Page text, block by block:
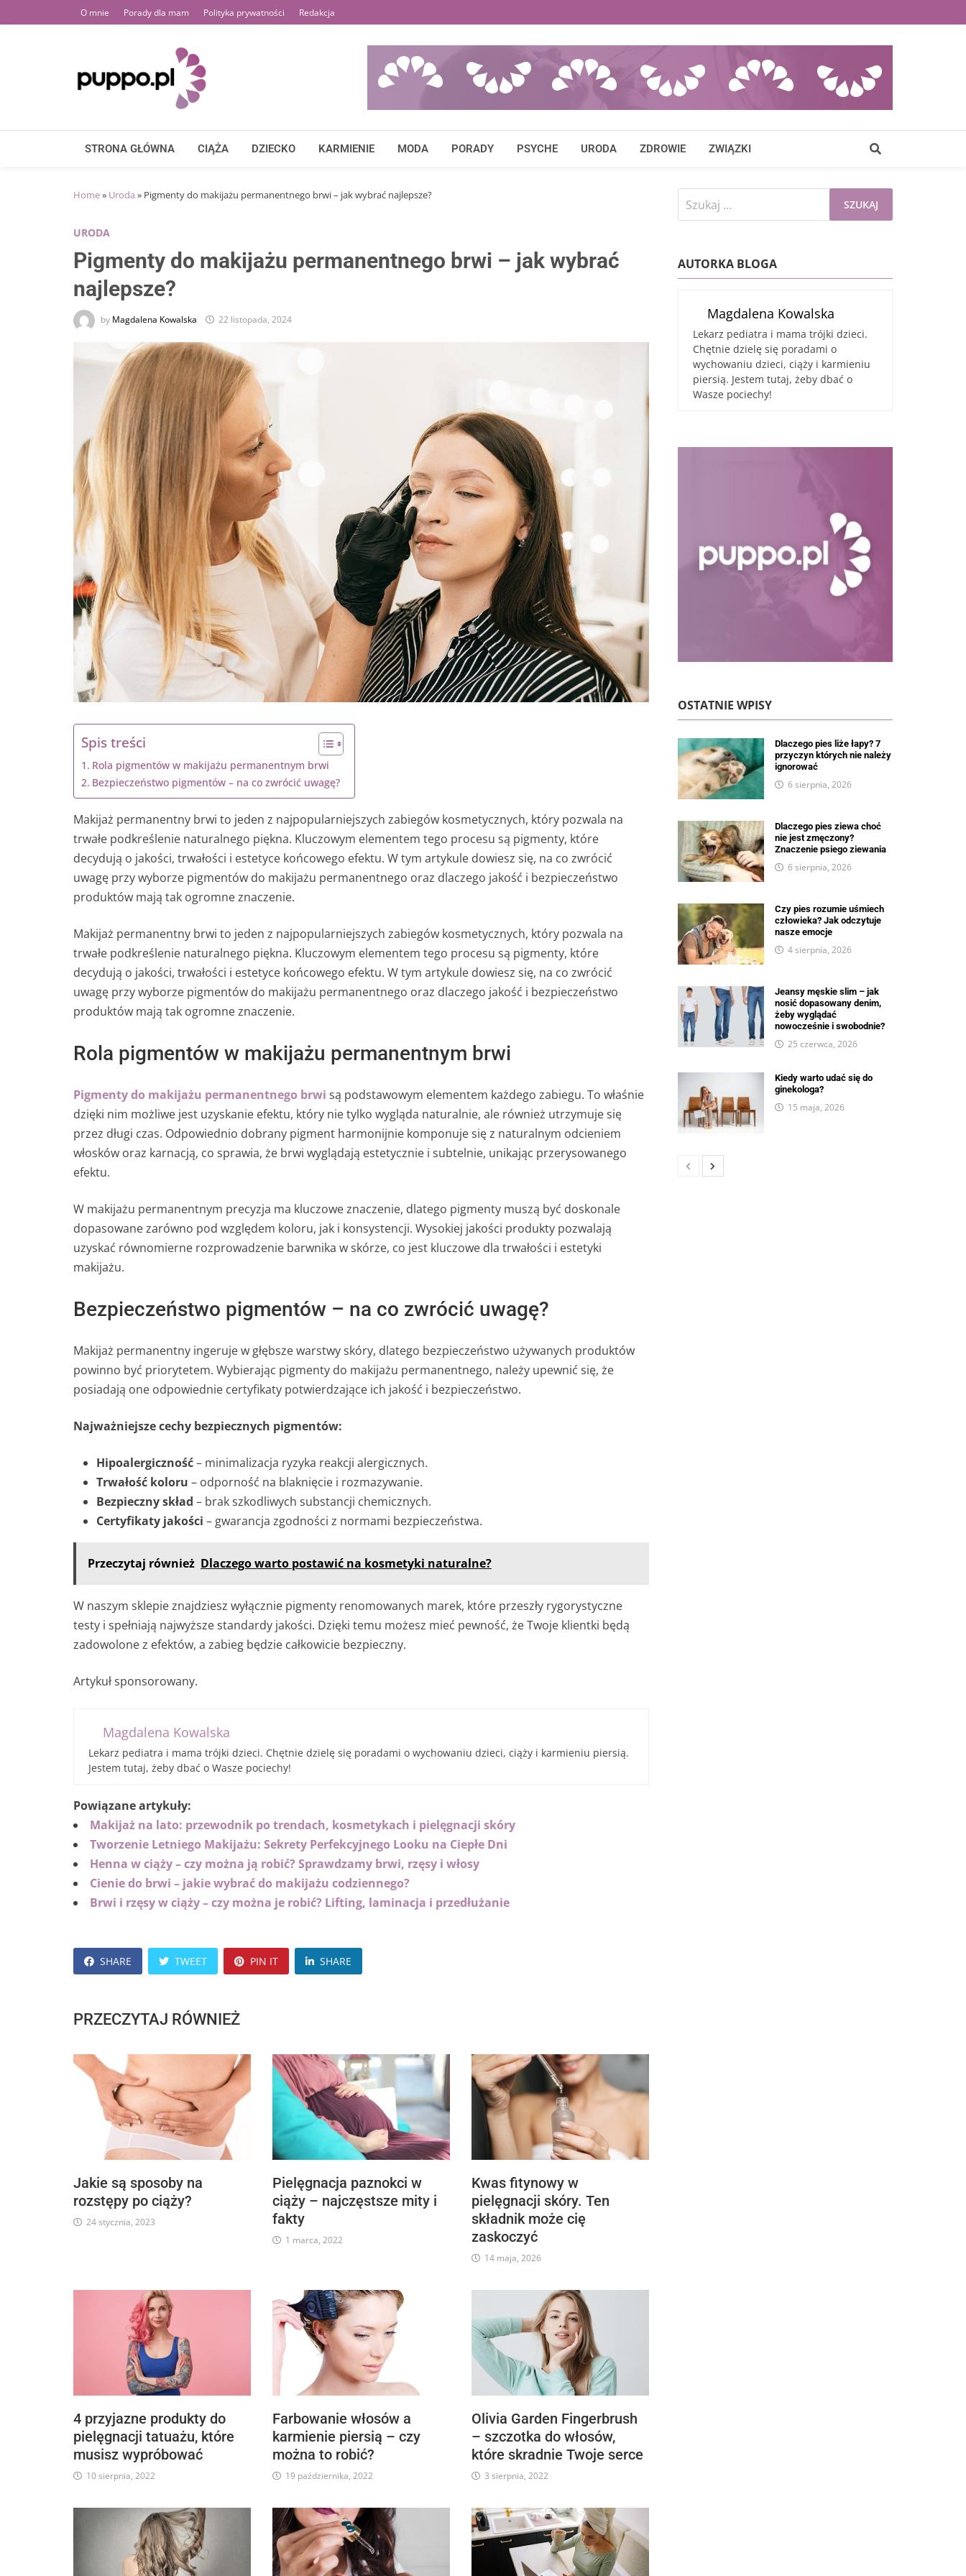
to
O mnie Porady dla mam Polityka prywatności Redakcja
STRONA GŁÓWNA CIĄŻA DZIECKO KARMIENIE MODA PORADY PSYCHE URODA ZDROWIE ZWIĄZKI
Home» Uroda » Pigmenty do makijażu permanentnego brwi – jak wybrać najlepsze?
URODA
Pigmenty do makijażu permanentnego brwi – jak wybrać
najlepsze?
by Magdalena Kowalska 22 listopada, 2024
Spis treści
Rola pigmentów w makijażu permanentnym brwi
Bezpieczeństwo pigmentów – na co zwrócić uwagę?
Makijaż permanentny brwi to jeden z najpopularniejszych zabiegów kosmetycznych, który pozwala na
trwałe podkreślenie naturalnego piękna. Kluczowym elementem tego procesu są pigmenty, które
decydują o jakości, trwałości i estetyce końcowego efektu. W tym artykule dowiesz się, na co zwrócić
uwagę przy wyborze pigmentów do makijażu permanentnego oraz dlaczego jakość i bezpieczeństwo
produktów mają tak ogromne znaczenie.
Makijaż permanentny brwi to jeden z najpopularniejszych zabiegów kosmetycznych, który pozwala na
trwałe podkreślenie naturalnego piękna. Kluczowym elementem tego procesu są pigmenty, które
decydują o jakości, trwałości i estetyce końcowego efektu. W tym artykule dowiesz się, na co zwrócić
uwagę przy wyborze pigmentów do makijażu permanentnego oraz dlaczego jakość i bezpieczeństwo
produktów mają tak ogromne znaczenie.
Rola pigmentów w makijażu permanentnym brwi
Pigmenty do makijażu permanentnego brwi są podstawowym elementem każdego zabiegu. To właśnie
dzięki nim możliwe jest uzyskanie efektu, który nie tylko wygląda naturalnie, ale również utrzymuje się
przez długi czas. Odpowiednio dobrany pigment harmonijnie komponuje się z naturalnym odcieniem
włosków oraz karnacją, co sprawia, że brwi wyglądają estetycznie i subtelnie, unikając przerysowanego
efektu.
W makijażu permanentnym precyzja ma kluczowe znaczenie, dlatego pigmenty muszą być doskonale
dopasowane zarówno pod względem koloru, jak i konsystencji. Wysokiej jakości produkty pozwalają
uzyskać równomierne rozprowadzenie barwnika w skórze, co jest kluczowe dla trwałości i estetyki
makijażu.
Bezpieczeństwo pigmentów – na co zwrócić uwagę?
Makijaż permanentny ingeruje w głębsze warstwy skóry, dlatego bezpieczeństwo używanych produktów
powinno być priorytetem. Wybierając pigmenty do makijażu permanentnego, należy upewnić się, że
posiadają one odpowiednie certyfikaty potwierdzające ich jakość i bezpieczeństwo.
Najważniejsze cechy bezpiecznych pigmentów:
Hipoalergiczność– minimalizacja ryzyka reakcji alergicznych.
Trwałość koloru – odporność na blaknięcie i rozmazywanie.
Bezpieczny skład – brak szkodliwych substancji chemicznych.
Certyfikaty jakości – gwarancja zgodności z normami bezpieczeństwa.
Przeczytaj również Dlaczego warto postawić na kosmetyki naturalne?
W naszym sklepie znajdziesz wyłącznie pigmenty renomowanych marek, które przeszły rygorystyczne
testy i spełniają najwyższe standardy jakości. Dzięki temu możesz mieć pewność, że Twoje klientki będą
zadowolone z efektów, a zabieg będzie całkowicie bezpieczny.
Artykuł sponsorowany.
Magdalena Kowalska
Lekarz pediatra i mama trójki dzieci. Chętnie dzielę się poradami o wychowaniu dzieci, ciąży i karmieniu piersią.
Jestem tutaj, żeby dbać o Wasze pociechy!
Powiązane artykuły:
Makijaż na lato: przewodnik po trendach, kosmetykach i pielęgnacji skóry
Tworzenie Letniego Makijażu: Sekrety Perfekcyjnego Looku na Ciepłe Dni
Henna w ciąży – czy można ją robić? Sprawdzamy brwi, rzęsy i włosy
Cienie do brwi – jakie wybrać do makijażu codziennego?
Brwi i rzęsy w ciąży – czy można je robić? Lifting, laminacja i przedłużanie
SHARE TWEET PIN IT SHARE
PRZECZYTAJ RÓWNIEŻ
Jakie są sposoby na
rozstępy po ciąży?
24 stycznia, 2023
Pielęgnacja paznokci w
ciąży – najczęstsze mity i
fakty
1 marca, 2022
Kwas fitynowy w
pielęgnacji skóry. Ten
składnik może cię
zaskoczyć
14 maja, 2026
4 przyjazne produkty do
pielęgnacji tatuażu, które
musisz wypróbować
10 sierpnia, 2022
Farbowanie włosów a
karmienie piersią – czy
można to robić?
19 października, 2022
Olivia Garden Fingerbrush
– szczotka do włosów,
które skradnie Twoje serce
3 sierpnia, 2022
Szukaj:
AUTORKA BLOGA
Magdalena Kowalska
Lekarz pediatra i mama trójki dzieci.
Chętnie dzielę się poradami o
wychowaniu dzieci, ciąży i karmieniu
piersią. Jestem tutaj, żeby dbać o
Wasze pociechy!
OSTATNIE WPISY
Dlaczego pies liże łapy? 7
przyczyn których nie należy
ignorować
6 sierpnia, 2026
Dlaczego pies ziewa choć
nie jest zmęczony?
Znaczenie psiego ziewania
6 sierpnia, 2026
Czy pies rozumie uśmiech
człowieka? Jak odczytuje
nasze emocje
4 sierpnia, 2026
Jeansy męskie slim – jak
nosić dopasowany denim,
żeby wyglądać
nowocześnie i swobodnie?
25 czerwca, 2026
Kiedy warto udać się do
ginekologa?
15 maja, 2026